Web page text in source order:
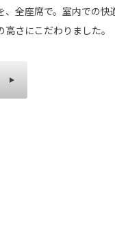
、全座席で。室内での
さにこだわりました。